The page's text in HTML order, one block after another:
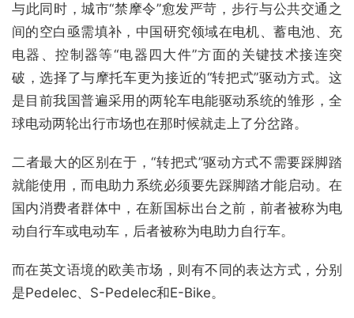
与此同时，城市“禁摩令”愈发严苛，步行与公共交通之
间的空白亟需填补，中国研究领域在电机、蓄电池、充
电器、控制器等“电器四大件”方面的关键技术接连突
破，选择了与摩托车更为接近的“转把式”驱动方式。这
是目前我国普遍采用的两轮车电能驱动系统的雏形，全
球电动两轮出行市场也在那时候就走上了分岔路。
二者最大的区别在于，“转把式”驱动方式不需要踩脚踏
就能使用，而电助力系统必须要先踩脚踏才能启动。在
国内消费者群体中，在新国标出台之前，前者被称为电
动自行车或电动车，后者被称为电助力自行车。
而在英文语境的欧美市场，则有不同的表达方式，分别
是Pedelec、S-Pedelec和E-Bike。